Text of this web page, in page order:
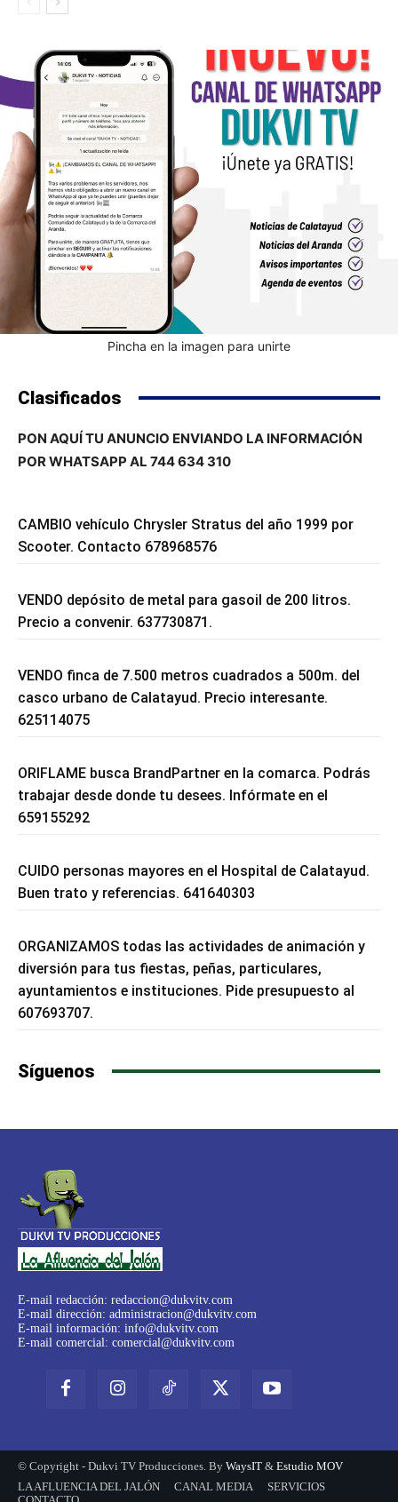
Pincha en la imagen para unirte
Clasificados
PON AQUÍ TU ANUNCIO ENVIANDO LA INFORMACIÓN
POR WHATSAPP AL 744 634 310
CAMBIO vehículo Chrysler Stratus del año 1999 por
Scooter. Contacto 678968576
VENDO depósito de metal para gasoil de 200 litros.
Precio a convenir. 637730871.
VENDO finca de 7.500 metros cuadrados a 500m. del
casco urbano de Calatayud. Precio interesante.
625114075
ORIFLAME busca BrandPartner en la comarca. Podrás
trabajar desde donde tu desees. Infórmate en el
659155292
CUIDO personas mayores en el Hospital de Calatayud.
Buen trato y referencias. 641640303
ORGANIZAMOS todas las actividades de animación y
diversión para tus fiestas, peñas, particulares,
ayuntamientos e instituciones. Pide presupuesto al
607693707.
Síguenos
E-mail redacción: redaccion@dukvitv.com
E-mail dirección: administracion@dukvitv.com
E-mail información: info@dukvitv.com
E-mail comercial: comercial@dukvitv.com
© Copyright - Dukvi TV Producciones. By WaysIT & Estudio MOV
LA AFLUENCIA DEL JALÓN
CANAL MEDIA
SERVICIOS